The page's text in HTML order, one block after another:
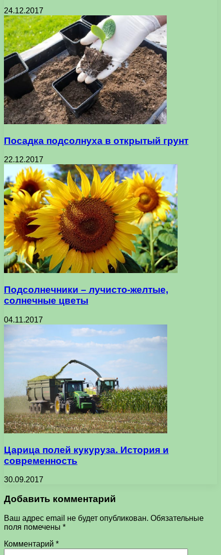
24.12.2017
Посадка подсолнуха в открытый грунт
22.12.2017
Подсолнечники – лучисто-желтые,
солнечные цветы
04.11.2017
Царица полей кукуруза. История и
современность
30.09.2017
Добавить комментарий
Ваш адрес email не будет опубликован. Обязательные
поля помечены *
Комментарий *